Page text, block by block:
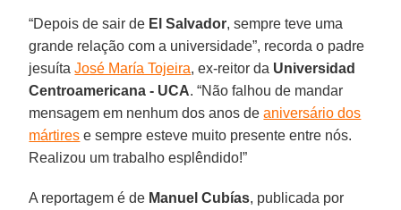
“Depois de sair de El Salvador, sempre teve uma
grande relação com a universidade”, recorda o padre
jesuítaJosé María Tojeira, ex-reitor da Universidad
Centroamericana - UCA. “Não falhou de mandar
mensagem em nenhum dos anos deaniversário dos
mártires e sempre esteve muito presente entre nós.
Realizou um trabalho esplêndido!”
A reportagem é de Manuel Cubías, publicada por